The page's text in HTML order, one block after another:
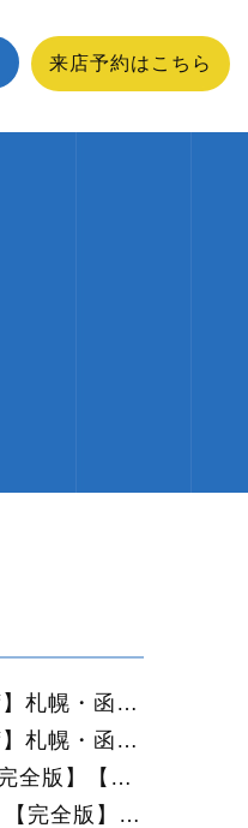
来店予約はこちら
【最新在庫入荷】札幌・函館で人気の中古車が続々入庫中｜早い者勝ち！【トヨタ ヴォクシー2.0ZS煌Ⅱ 4WD】
【最新在庫入荷】札幌・函館で人気の中古車が続々入庫中｜早い者勝ち！【ダイハツ タント660カスタムX 4WD】
第2弾 Part5 【完全版】【2026年最新版】札幌で中古車を買うなら何月がおすすめ？狙い目の時期・冬前に買うメリットを徹底解説
第2弾 Part4 【完全版】 【2026年最新版】札幌で中古車を買うなら2WDと4WDどっち？北海道の雪道・燃費・価格・維持費を徹底比較